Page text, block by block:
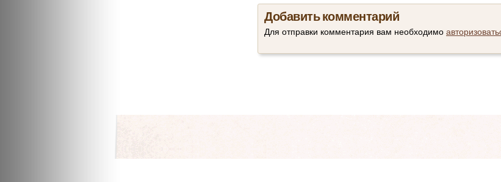
Добавить комментарий
Для отправки комментария вам необходимо